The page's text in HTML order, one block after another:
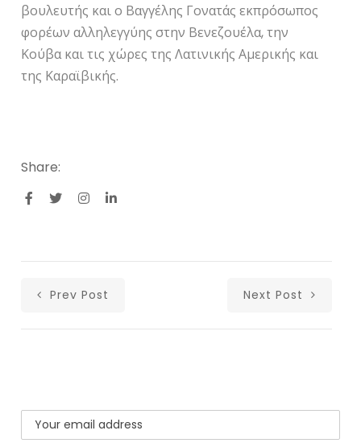
βουλευτής και ο Βαγγέλης Γονατάς εκπρόσωπος
φορέων αλληλεγγύης στην Βενεζουέλα, την
Κούβα και τις χώρες της Λατινικής Αμερικής και
της Καραϊβικής.
Share:
Prev Post Next Post